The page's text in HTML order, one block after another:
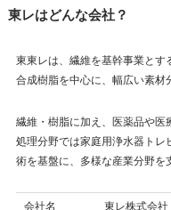
東レはどんな会社？
東東レは、繊維を基幹事業とす
合成樹脂を中心に、幅広い素材
繊維・樹脂に加え、医薬品や医
処理分野では家庭用浄水器トレ
術を基盤に、多様な産業分野を
会社名 東レ株式会社